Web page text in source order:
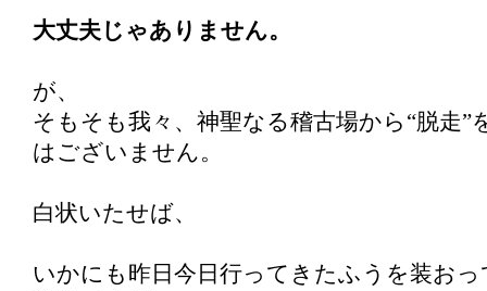
大丈夫じゃありません。
が、
そもそも我々、神聖なる稽古場から“脱走”
はございません。
白状いたせば、
いかにも昨日今日行ってきたふうを装お